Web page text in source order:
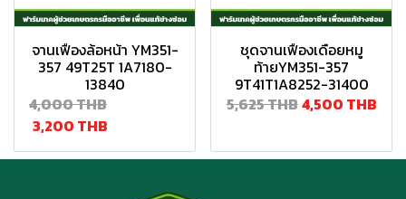
จานเฟืองล้อหน้า YM351-
357 49T25T 1A7180-
13840
4,000 THB
3,200 THB
ชุดจานเฟืองเดือยหมู
ท้ายYM351-357
9T41T1A8252-31400
5,625 THB4,500 THB